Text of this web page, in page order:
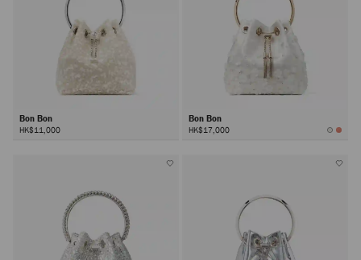
Bon Bon
HK$11,000
Bon Bon
HK$17,000